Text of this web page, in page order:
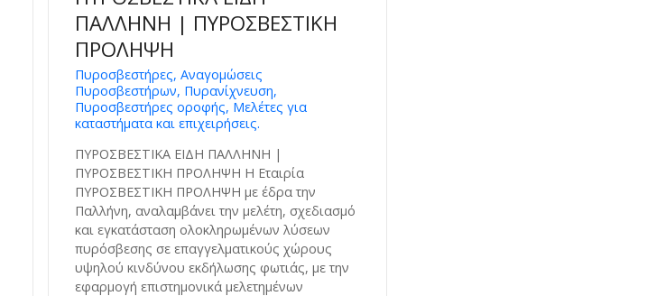
ΠΑΛΛΗΝΗ | ΠΥΡΟΣΒΕΣΤΙΚΗ
ΠΡΟΛΗΨΗ
Πυροσβεστήρες, Αναγομώσεις
Πυροσβεστήρων, Πυρανίχνευση,
Πυροσβεστήρες οροφής, Μελέτες για
καταστήματα και επιχειρήσεις.
ΠΥΡΟΣΒΕΣΤΙΚΑ ΕΙΔΗ ΠΑΛΛΗΝΗ |
ΠΥΡΟΣΒΕΣΤΙΚΗ ΠΡΟΛΗΨΗ Η Εταιρία
ΠΥΡΟΣΒΕΣΤΙΚΗ ΠΡΟΛΗΨΗ με έδρα την
Παλλήνη, αναλαμβάνει την μελέτη, σχεδιασμό
και εγκατάσταση ολοκληρωμένων λύσεων
πυρόσβεσης σε επαγγελματικούς χώρους
υψηλού κινδύνου εκδήλωσης φωτιάς, με την
εφαρμογή επιστημονικά μελετημένων